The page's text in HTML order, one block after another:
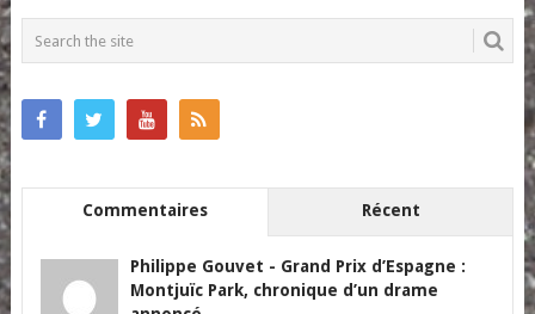
Commentaires Récent
Philippe Gouvet - Grand Prix d’Espagne :
Montjuïc Park, chronique d’un drame